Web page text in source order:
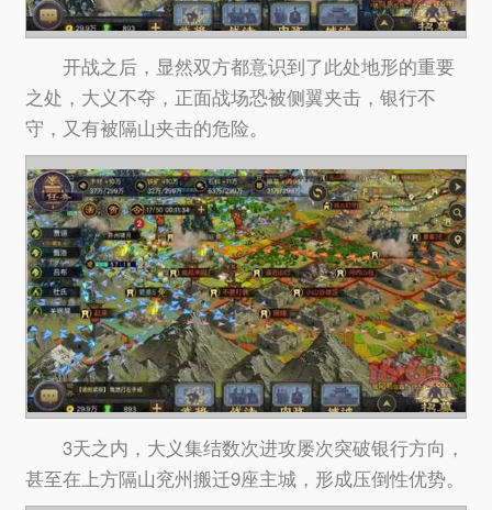
开战之后，显然双方都意识到了此处地形的重要
之处，大义不夺，正面战场恐被侧翼夹击，银行不
守，又有被隔山夹击的危险。
3天之内，大义集结数次进攻屡次突破银行方向，
甚至在上方隔山兖州搬迁9座主城，形成压倒性优势。